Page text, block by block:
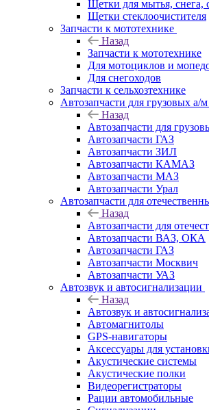
Щетки для мытья, снега,
Щетки стеклоочистителя
Запчасти к мототехнике
Назад
Запчасти к мототехнике
Для мотоциклов и
Для снегоходов
Запчасти к сельхозтехнике
Автозапчасти для грузовых а/м
Назад
Автозапчасти для
Автозапчасти ГАЗ
Автозапчасти ЗИЛ
Автозапчасти КАМАЗ
Автозапчасти МАЗ
Автозапчасти Урал
Автозапчасти для
Назад
Автозапчасти для
Автозапчасти ВАЗ, ОКА
Автозапчасти ГАЗ
Автозапчасти Москвич
Автозапчасти УАЗ
Автозвук и автосигнализации
Назад
Автозвук и
Автомагнитолы
GPS-навигаторы
Аксессуары для
Акустические системы
Акустические полки
Видеорегистраторы
Рации автомобильные